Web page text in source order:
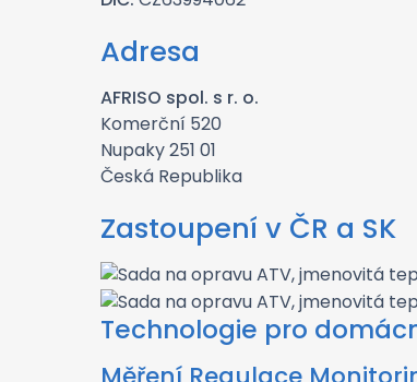
Adresa
AFRISO spol. s r. o.
Komerční 520
Nupaky 251 01
Česká Republika
Zastoupení v ČR a SK
Technologie pro